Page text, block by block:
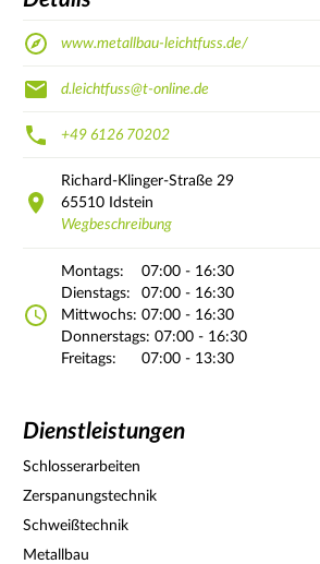
www.metallbau-leichtfuss.de/
d.leichtfuss@t-online.de
+49 6126 70202
Richard-Klinger-Straße 29
65510 Idstein
Wegbeschreibung
Montags:
07:00 - 16:30
Dienstags:
07:00 - 16:30
Mittwochs: 07:00 - 16:30
Donnerstags: 07:00 - 16:30
Freitags:
07:00 - 13:30
Dienstleistungen
Schlosserarbeiten
Zerspanungstechnik
Schweißtechnik
Metallbau